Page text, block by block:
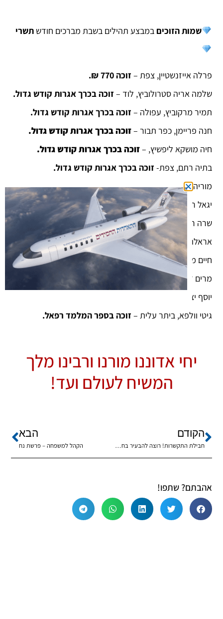
שמות הזוכים במבצע תהילים בשבת מברכים חודש תשרי
פרלה אייזנשטיין, צפת – זוכה 770 ₪.
שלמה אריה סטרולוביץ, לוד – זוכה בכרך אגרות קודש גדול.
תמיר מרקוביץ, עפולה – זוכה בכרך אגרות קודש גדול.
חנה פריימן, כפר תבור –זוכה בכרך אגרות קודש גדול.
חיה מושקא ליפשיץ, –זוכה בכרך אגרות קודש גדול.
בתיה רתם, צפת- זוכה בכרך אגרות קודש גדול.
מוריה –זוכה בספר ענינו של משיח.
יגאל רויזמאן, מגדל העמק –זוכה בספר ענינו של משיח.
שרה רבקה ליפש, חיפה –זוכה בספר ענינו של משיח
אראלה כהן, עמנואל –
זוכה בספר המלמד רפאל.
חיים משה קולטון, עמנואל –זוכה בספר המלמד רפאל.
מרים דרוקמן,
זוכה בספר המלמד רפאל.
יוסף יצחק קרוטמן, רמלה –
גיטי וולפא, ביתר עלית – זוכה בספר המלמד רפאל.
יחי אדוננו מורנו ורבינו מלך
המשיח לעולם ועד!
הקודם
חבילת התקשרות! רוצה להבעיר בחברים שלך את חום ההתקשרות?
הבא
הקהל למשפחה – פרשת נח
אהבתם? שתפו!